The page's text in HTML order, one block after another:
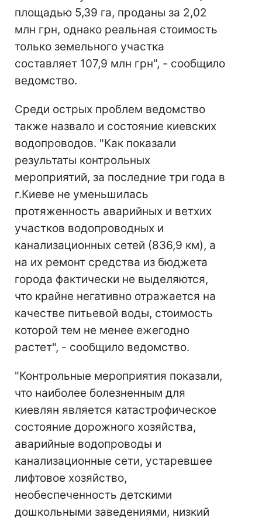
площадью 5,39 га, проданы за 2,02
млн грн, однако реальная стоимость
только земельного участка
составляет 107,9 млн грн", - сообщило
ведомство.
Среди острых проблем ведомство
также назвало и состояние киевских
водопроводов. "Как показали
результаты контрольных
мероприятий, за последние три года в
г.Киеве не уменьшилась
протяженность аварийных и ветхих
участков водопроводных и
канализационных сетей (836,9 км), а
на их ремонт средства из бюджета
города фактически не выделяются,
что крайне негативно отражается на
качестве питьевой воды, стоимость
которой тем не менее ежегодно
растет", - сообщило ведомство.
"Контрольные мероприятия показали,
что наиболее болезненным для
киевлян является катастрофическое
состояние дорожного хозяйства,
аварийные водопроводы и
канализационные сети, устаревшее
лифтовое хозяйство,
необеспеченность детскими
дошкольными заведениями, низкий